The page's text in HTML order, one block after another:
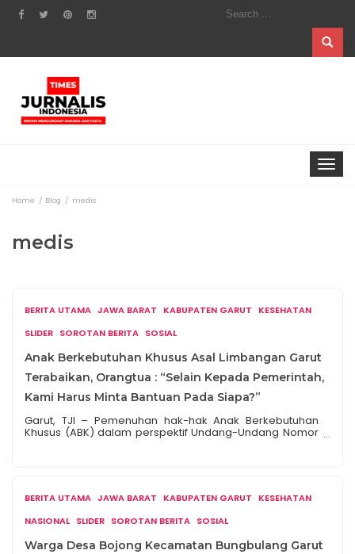
Search
Toggle
Home Blog medis
medis
BERITA UTAMA JAWA BARAT KABUPATEN GARUT
KESEHATAN
SLIDER SOROTAN BERITA SOSIAL
Anak Berkebutuhan Khusus Asal Limbangan Garut
Terabaikan, Orangtua : “Selain Kepada Pemerintah,
Kami Harus Minta Bantuan Pada Siapa?”
Garut, TJI – Pemenuhan hak-hak Anak Berkebutuhan
Khusus (ABK) dalam perspektif Undang-Undang Nomor
kurangnya pengetahuan dan informasi, keadaan sosial
ekonomi yang buruk yang tidak […]
BERITA UTAMA JAWA BARAT KABUPATEN GARUT
KESEHATAN
NASIONAL SLIDER SOROTAN BERITA SOSIAL
Warga Desa Bojong Kecamatan Bungbulang Garut